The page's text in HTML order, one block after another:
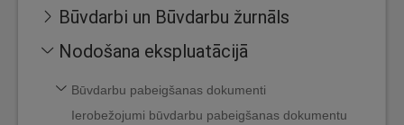
Būvdarbi un Būvdarbu žurnāls
Nodošana ekspluatācijā
Būvdarbu pabeigšanas dokumenti
Ierobežojumi būvdarbu pabeigšanas dokumentu